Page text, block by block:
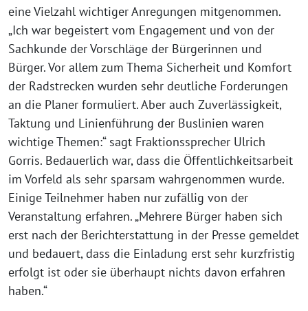
eine Vielzahl wichtiger Anregungen mitgenommen.
„Ich war begeistert vom Engagement und von der
Sachkunde der Vorschläge der Bürgerinnen und
Bürger. Vor allem zum Thema Sicherheit und Komfort
der Radstrecken wurden sehr deutliche Forderungen
an die Planer formuliert. Aber auch Zuverlässigkeit,
Taktung und Linienführung der Buslinien waren
wichtige Themen:“ sagt Fraktionssprecher Ulrich
Gorris. Bedauerlich war, dass die Öffentlichkeitsarbeit
im Vorfeld als sehr sparsam wahrgenommen wurde.
Einige Teilnehmer haben nur zufällig von der
Veranstaltung erfahren. „Mehrere Bürger haben sich
erst nach der Berichterstattung in der Presse gemeldet
und bedauert, dass die Einladung erst sehr kurzfristig
erfolgt ist oder sie überhaupt nichts davon erfahren
haben.“